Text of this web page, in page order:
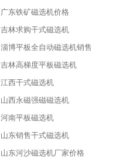
广东铁矿磁选机价格
吉林求购干式磁选机
淄博平板全自动磁选机销售
吉林高梯度平板磁选机
江西干式磁选机
山西永磁强磁磁选机
河南平板磁选机
山东销售干式磁选机
山东河沙磁选机厂家价格